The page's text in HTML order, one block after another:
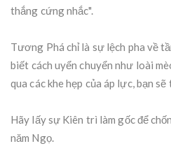
thắng cứng nhắc".
Tương Phá chỉ là sự lệch pha về
biết cách uyển chuyển như loài
qua các khe hẹp của áp lực, bạn
Hãy lấy sự Kiên trì làm gốc để
năm Ngọ.